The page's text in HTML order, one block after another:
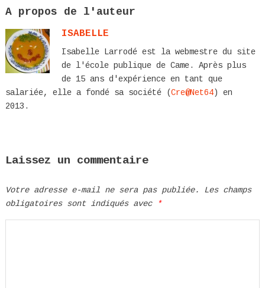
A propos de l'auteur
ISABELLE
Isabelle Larrodé est la webmestre du site
de l'école publique de Came. Après plus
de 15 ans d'expérience en tant que
salariée, elle a fondé sa société (Cre@Net64) en
2013.
Laissez un commentaire
Votre adresse e-mail ne sera pas publiée.
Les champs
obligatoires sont indiqués avec
*